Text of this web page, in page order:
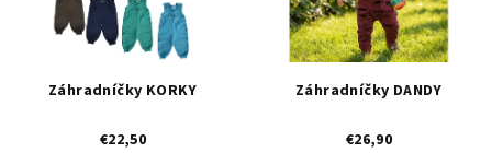
Záhradníčky KORKY
€22,50
Záhradníčky DANDY
€26,90